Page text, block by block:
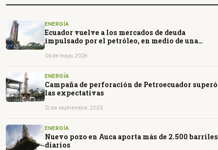
ENERGÍA
Ecuador vuelve a los mercados de deuda
impulsado por el petróleo, en medio de una
06 de mayo, 2026
ENERGÍA
Campaña de perforación de Petroecuador superó
las expectativas
12 de septiembre, 2025
ENERGÍA
Nuevo pozo en Auca aporta más de 2.500 barriles
diarios